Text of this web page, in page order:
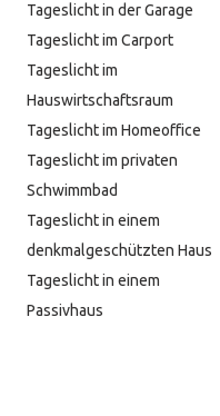
Tageslicht in der Garage
Tageslicht im Carport
Tageslicht im
Hauswirtschaftsraum
Tageslicht im Homeoffice
Tageslicht im privaten
Schwimmbad
Tageslicht in einem
denkmalgeschützten Haus
Tageslicht in einem
Passivhaus